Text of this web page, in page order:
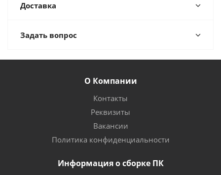
Доставка
Задать вопрос
О Компании
Контакты
Реквизиты
Вакансии
Политика конфиденциальности
Информация о сборке ПК